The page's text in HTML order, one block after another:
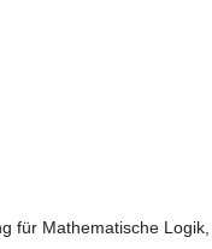
für Mathematische